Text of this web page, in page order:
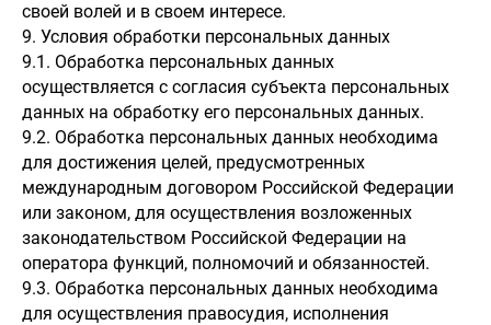
своей волей и в своем интересе.
9. Условия обработки персональных данных
9.1. Обработка персональных данных
осуществляется с согласия субъекта персональных
данных на обработку его персональных данных.
9.2. Обработка персональных данных необходима
для достижения целей, предусмотренных
международным договором Российской Федерации
или законом, для осуществления возложенных
законодательством Российской Федерации на
оператора функций, полномочий и обязанностей.
9.3. Обработка персональных данных необходима
для осуществления правосудия, исполнения